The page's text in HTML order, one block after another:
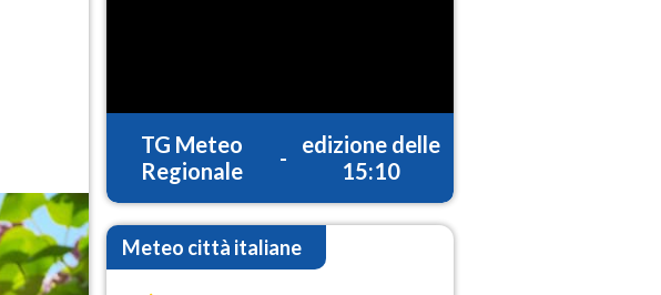
TG Meteo
Regionale
-
edizione delle
15:10
Meteo città italiane